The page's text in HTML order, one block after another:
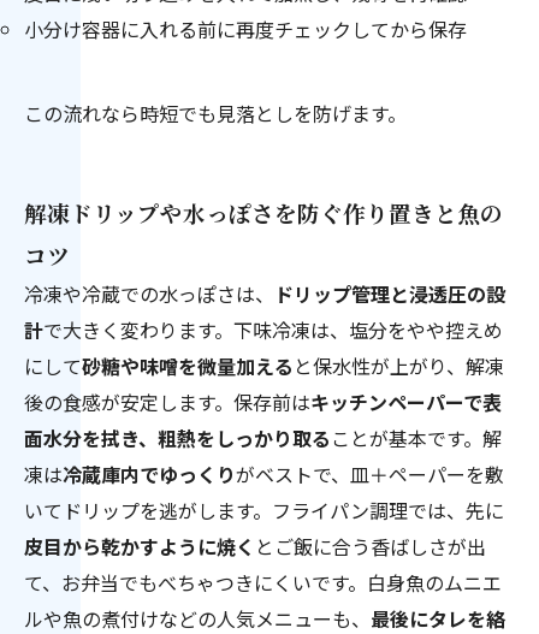
小分け容器に入れる前に再度チェックしてから保存
この流れなら時短でも見落としを防げます。
解凍ドリップや水っぽさを防ぐ作り置きと魚の
コツ
冷凍や冷蔵での水っぽさは、 ドリップ管理と浸透圧の設
計で大きく変わります。下味冷凍は、塩分をやや控えめ
にして砂糖や味噌を微量加える と保水性が上がり、解凍
後の食感が安定します。保存前はキッチンペーパーで表
面水分を拭き、粗熱をしっかり取る ことが基本です。解
凍は冷蔵庫内でゆっくりがベストで、皿＋ペーパーを敷
いてドリップを逃がします。フライパン調理では、先に
皮目から乾かすように焼く とご飯に合う香ばしさが出
て、お弁当でもべちゃつきにくいです。白身魚のムニエ
ルや魚の煮付けなどの人気メニューも、 最後にタレを絡